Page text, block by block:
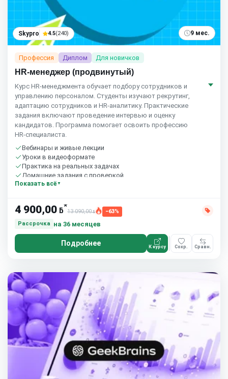
Skypro 4.5(240) 9 мес.
Профессия Диплом Для новичков
HR-менеджер (продвинутый)
Курс HR‑менеджмента обучает подбору сотрудников и
управлению персоналом. Студенты изучают рекрутинг,
адаптацию сотрудников и HR‑аналитику. Практические
задания включают проведение интервью и оценку
кандидатов. Программа помогает освоить профессию
HR‑специалиста.
Вебинары и живые лекции
Уроки в видеоформате
Практика на реальных задачах
Домашние задания с проверкой
Сообщество студентов
Показать всё
4 900,00 ƃ*
13 090,00ƃ
−63%
Рассрочка
на 36 месяцев
Подробнее К курсу Сохр. Сравн.